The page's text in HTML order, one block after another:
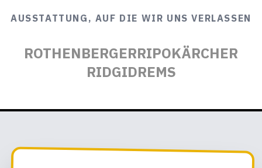
AUSSTATTUNG, AUF DIE WIR UNS VERLASSEN
ROTHENBERGERRIPOKÄRCHER
RIDGIDREMS